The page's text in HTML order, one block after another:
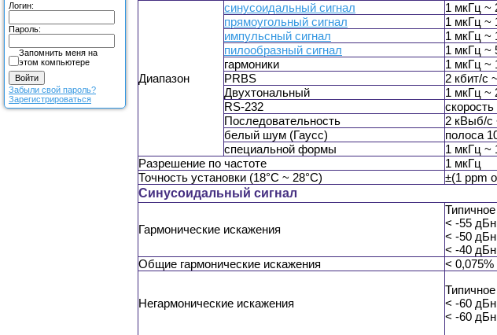
Логин:
Пароль:
Запомнить меня на
этом компьютере
Забыли свой пароль?
Зарегистрироваться
Диапазон
синусоидальный сигнал
1 мкГц ~
прямоугольный сигнал
1 мкГц ~
импульсный сигнал
1 мкГц ~
пилообразный сигнал
1 мкГц ~
гармоники
1 мкГц ~
PRBS
2 кбит/с
Двухтональный
1 мкГц ~
RS-232
Последовательность
2 кВыб/
белый шум (Гаусс)
полоса
специальной формы
1 мкГц ~
Разрешение по частоте
1 мкГц
Точность установки (18°C ~ 28°C)
±(1 ppm
Синусоидальный сигнал
Гармонические искажения
< -55
< -50
< -40
Общие гармонические искажения
<
Негармонические искажения
< -60
< -60